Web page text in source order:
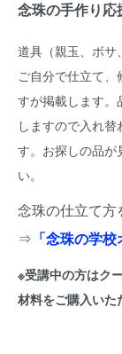
念珠の手作り応
道具（親玉、ボサ
ご自分で仕立て
すが掲載します。
しますので入れ
す。お探しの品が
い。
念珠の仕立て方
⇒ 「念珠の学
※受講中の方はク
材料をご購入いた